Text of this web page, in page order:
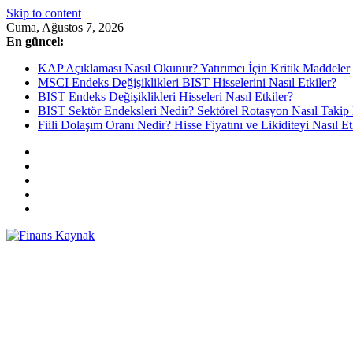
Skip to content
Cuma, Ağustos 7, 2026
En güncel:
KAP Açıklaması Nasıl Okunur? Yatırımcı İçin Kritik Maddeler
MSCI Endeks Değişiklikleri BIST Hisselerini Nasıl Etkiler?
BIST Endeks Değişiklikleri Hisseleri Nasıl Etkiler?
BIST Sektör Endeksleri Nedir? Sektörel Rotasyon Nasıl
Fiili Dolaşım Oranı Nedir? Hisse Fiyatını ve Likiditeyi Nasıl